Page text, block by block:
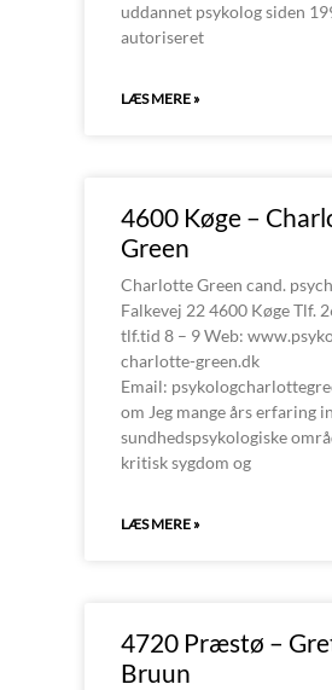
uddannet psykolog siden
autoriseret
LÆS MERE »
4600 Køge –
Green
Charlotte Green cand.
Falkevej 22 4600 Køge Tlf.
tlf.tid 8 – 9 Web:
charlotte-green.dk
Email:
om Jeg mange års erfaring
sundhedspsykologiske
kritisk sygdom og
LÆS MERE »
4720 Præstø –
Bruun